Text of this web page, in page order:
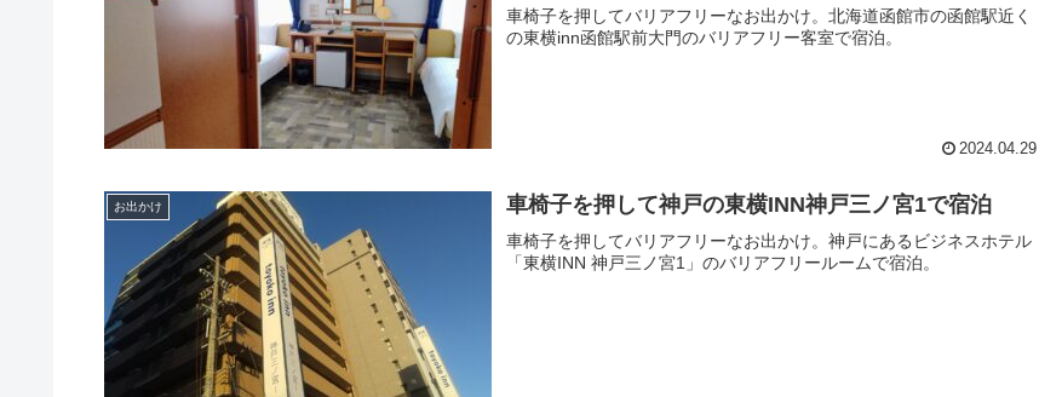
車椅子を押してバリアフリーなお出かけ。北海道函館市の函館駅近く
の東横inn函館駅前大門のバリアフリー客室で宿泊。
2024.04.29
お出かけ 車椅子を押して神戸の東横INN神戸三ノ宮1で宿泊
車椅子を押してバリアフリーなお出かけ。神戸にあるビジネスホテル
「東横INN 神戸三ノ宮1」のバリアフリールームで宿泊。